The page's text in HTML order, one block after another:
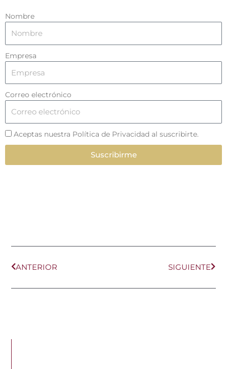
Nombre
Empresa
Correo electrónico
Aceptas nuestra Política de Privacidad al suscribirte.
Suscribirme
ANTERIOR
SIGUIENTE